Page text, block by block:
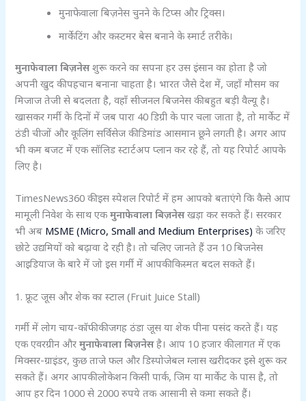
मुनाफेवाला बिज़नेस चुनने के टिप्स और ट्रिक्स।
मार्केटिंग और कस्टमर बेस बनाने के स्मार्ट तरीके।
मुनाफेवाला बिज़नेसशुरू करने का सपना हर उस इंसान का होता है जो
अपनी खुद की पहचान बनाना चाहता है। भारत जैसे देश में, जहाँ मौसम का
मिजाज तेजी से बदलता है, वहाँ सीजनल बिजनेस की बहुत बड़ी वैल्यू है।
खासकर गर्मी के दिनों में जब पारा 40 डिग्री के पार चला जाता है, तो मार्केट में
ठंडी चीजों और कूलिंग सर्विसेज की डिमांड आसमान छूने लगती है। अगर आप
भी कम बजट में एक सॉलिड स्टार्टअप प्लान कर रहे हैं, तो यह रिपोर्ट आपके
लिए है।
TimesNews360 की इस स्पेशल रिपोर्ट में हम आपको बताएंगे कि कैसे आप
मामूली निवेश के साथ एकमुनाफेवाला बिज़नेसखड़ा कर सकते हैं। सरकार
भी अब MSME (Micro, Small and Medium Enterprises) के जरिए
छोटे उद्यमियों को बढ़ावा दे रही है। तो चलिए जानते हैं उन 10 बिजनेस
आइडियाज के बारे में जो इस गर्मी में आपकी किस्मत बदल सकते हैं।
1. फ्रूट जूस और शेक का स्टाल (Fruit Juice Stall)
गर्मी में लोग चाय-कॉफी की जगह ठंडा जूस या शेक पीना पसंद करते हैं। यह
एक एवरग्रीन औरमुनाफेवाला बिज़नेसहै। आप 10 हजार की लागत में एक
मिक्सर-ग्राइंडर, कुछ ताजे फल और डिस्पोजेबल ग्लास खरीदकर इसे शुरू कर
सकते हैं। अगर आपकी लोकेशन किसी पार्क, जिम या मार्केट के पास है, तो
आप हर दिन 1000 से 2000 रुपये तक आसानी से कमा सकते हैं।